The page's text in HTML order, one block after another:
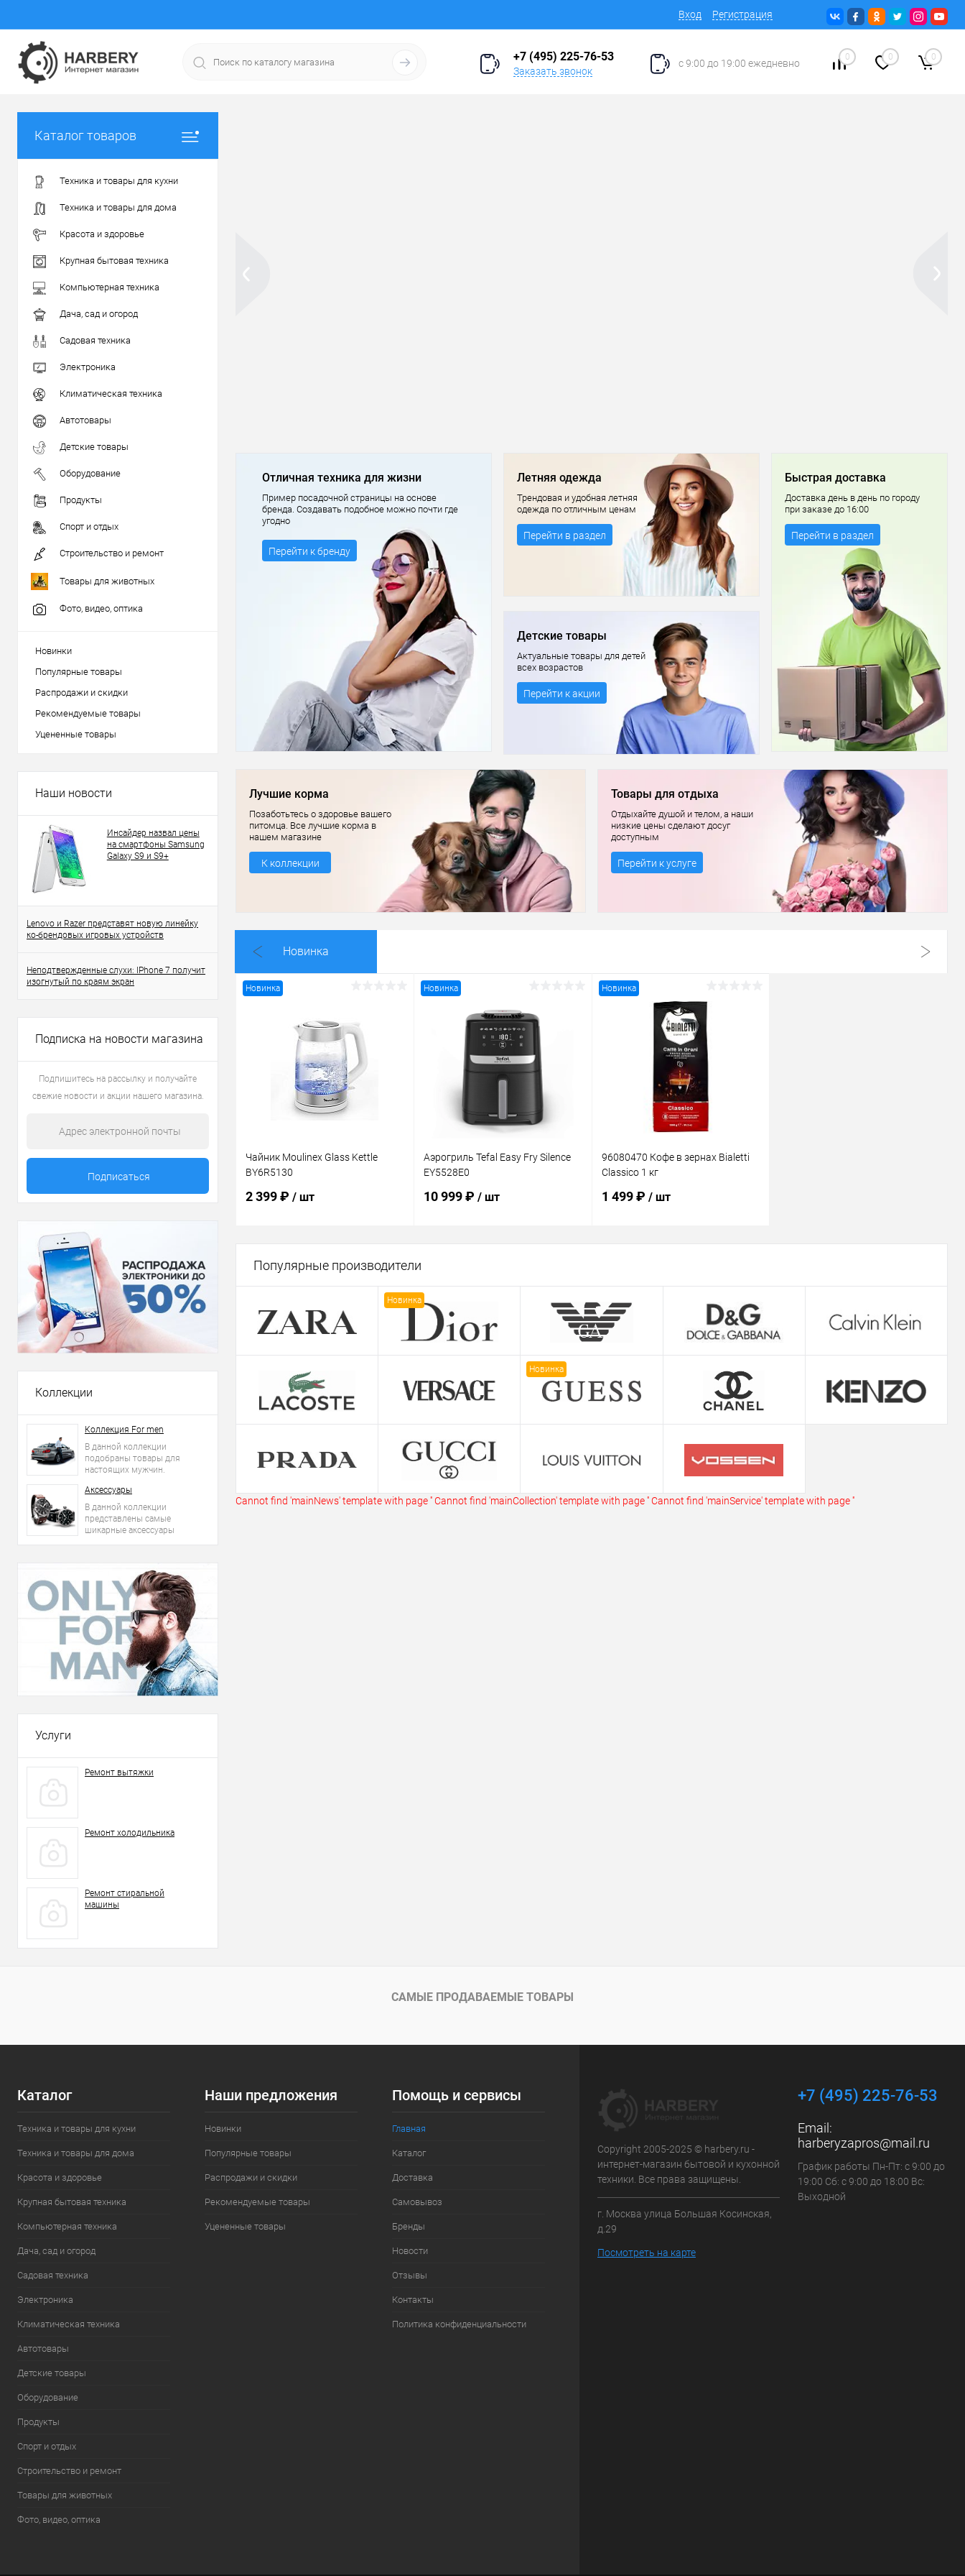
Вход Регистрация
+7 (495) 225-76-53
Заказать звонок
с 9:00 до 19:00 ежедневно
0 0 0
Каталог товаров
Техника и товары для кухни
Техника и товары для дома
Красота и здоровье
Крупная бытовая техника
Компьютерная техника
Дача, сад и огород
Садовая техника
Электроника
Климатическая техника
Автотовары
Детские товары
Оборудование
Продукты
Спорт и отдых
Строительство и ремонт
Товары для животных
Фото, видео, оптика
Новинки
Популярные товары
Распродажи и скидки
Рекомендуемые товары
Уцененные товары
Наши новости
Инсайдер назвал цены
на смартфоны Samsung
Galaxy S9 и S9+
Lenovo и Razer представят новую линейку
ко-брендовых игровых устройств
Неподтвержденные слухи: IPhone 7 получит
изогнутый по краям экран
Подписка на новости магазина
Подпишитесь на рассылку и получайте
свежие новости и акции нашего магазина.
Коллекции
Коллекция For men
В данной коллекции
подобраны товары для
настоящих мужчин.
Аксессуары
В данной коллекции
представлены самые
шикарные аксессуары
Услуги
Ремонт вытяжки
Ремонт холодильника
Ремонт стиральной
машины
Отличная техника для жизни
Пример посадочной страницы на основе
бренда. Создавать подобное можно почти где
угодно
Перейти к бренду
Летняя одежда
Трендовая и удобная летняя
одежда по отличным ценам
Перейти в раздел
Детские товары
Актуальные товары для детей
всех возрастов
Перейти к акции
Быстрая доставка
Доставка день в день по городу
при заказе до 16:00
Перейти в раздел
Лучшие корма
Позаботьтесь о здоровье вашего
питомца. Все лучшие корма в
нашем магазине
К коллекции
Товары для отдыха
Отдыхайте душой и телом, а наши
низкие цены сделают досуг
доступным
Перейти к услуге
Новинка
Новинка
Чайник Moulinex Glass Kettle
BY6R5130
2 399 ₽ / шт
Сравнение
В избранное
Новинка
Аэрогриль Tefal Easy Fry Silence
EY5528E0
10 999 ₽ / шт
В избранное В наличии
Новинка
96080470 Кофе в зернах Bialetti
Classico 1 кг
1 499 ₽ / шт
В избранное В наличии
Популярные производители
Новинка
Новинка
Cannot find 'mainNews' template with page ''Cannot find 'mainCollection' template with page ''Cannot find 'mainService' template with page ''
САМЫЕ ПРОДАВАЕМЫЕ ТОВАРЫ
Каталог
Техника и товары для кухни
Техника и товары для дома
Красота и здоровье
Крупная бытовая техника
Компьютерная техника
Дача, сад и огород
Садовая техника
Электроника
Климатическая техника
Автотовары
Детские товары
Оборудование
Продукты
Спорт и отдых
Строительство и ремонт
Товары для животных
Фото, видео, оптика
Наши предложения
Новинки
Популярные товары
Распродажи и скидки
Рекомендуемые товары
Уцененные товары
Помощь и сервисы
Главная
Каталог
Доставка
Самовывоз
Бренды
Новости
Отзывы
Контакты
Политика конфиденциальности
Copyright 2005-2025 © harbery.ru -
интернет-магазин бытовой и кухонной
техники. Все права защищены.
г. Москва улица Большая Косинская,
д.29
Посмотреть на карте
+7 (495) 225-76-53
Email:
harberyzapros@mail.ru
График работы Пн-Пт: с 9:00 до
19:00 Сб: с 9:00 до 18:00 Вс:
Выходной